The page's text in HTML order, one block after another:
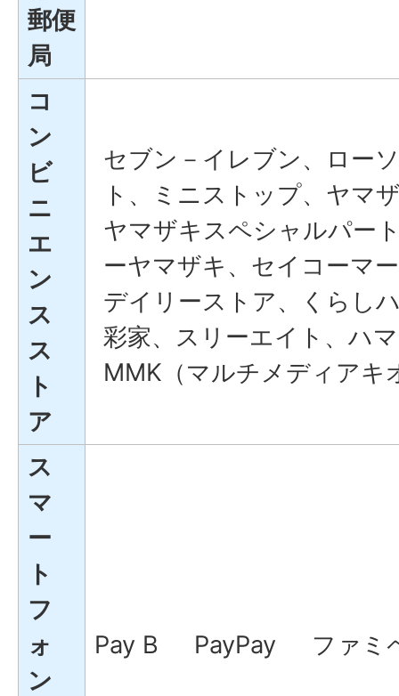
郵便
局
コ
ン
ビ
ニ
エ
ン
ス
ス
ト
ア
セブン－イレブン、ロー
ト、ミニストップ、ヤマ
ヤマザキスペシャルパー
ーヤマザキ、セイコーマ
デイリーストア、くらし
彩家、スリーエイト、ハ
MMK（マルチメディアキ
ス
マ
ー
ト
フ
ォ
ン
Pay B PayPay ファミ